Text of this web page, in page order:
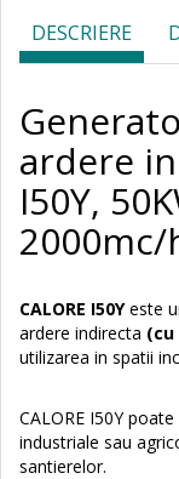
DESCRIERE
ardere
I50Y,
2000mc/
CALORE I50Yeste
ardere indirecta (cu
utilizarea in spatii
CALORE I50Y
industriale sau
santierelor.